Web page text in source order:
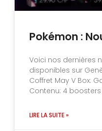
Pokémon :
Voici nos dernières
disponibles sur
Coffret May V Box:
Contenu: 4
LIRE LA SUITE »